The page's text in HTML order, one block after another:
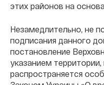
этих районов на
Незамедлительно, не
подписания данного
постановление
указанием
распространяется